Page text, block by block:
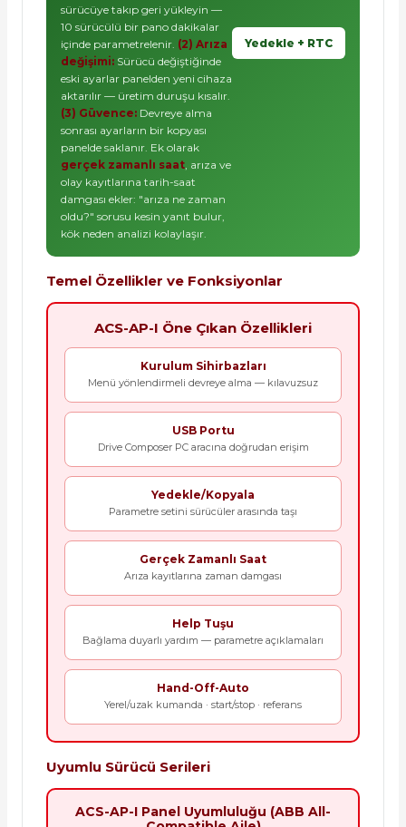
sürücüye takıp geri yükleyin —
10 sürücülü bir pano dakikalar
içinde parametrelenir. (2) Arıza
değişimi: Sürücü değiştiğinde
eski ayarlar panelden yeni cihaza
aktarılır — üretim duruşu kısalır.
(3) Güvence: Devreye alma
sonrası ayarların bir kopyası
panelde saklanır. Ek olarak
gerçek zamanlı saat , arıza ve
olay kayıtlarına tarih-saat
damgası ekler: "arıza ne zaman
oldu?" sorusu kesin yanıt bulur,
kök neden analizi kolaylaşır.
Yedekle + RTC
Temel Özellikler ve Fonksiyonlar
ACS-AP-I Öne Çıkan Özellikleri
Kurulum Sihirbazları
Menü yönlendirmeli devreye alma — kılavuzsuz
USB Portu
Drive Composer PC aracına doğrudan erişim
Yedekle/Kopyala
Parametre setini sürücüler arasında taşı
Gerçek Zamanlı Saat
Arıza kayıtlarına zaman damgası
Help Tuşu
Bağlama duyarlı yardım — parametre açıklamaları
Hand-Off-Auto
Yerel/uzak kumanda · start/stop · referans
Uyumlu Sürücü Serileri
ACS-AP-I Panel Uyumluluğu (ABB All-